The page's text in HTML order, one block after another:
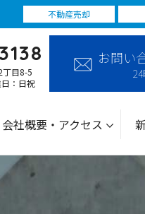
不動産売却
目8-5
：日祝
お問い
会社概要・アクセス